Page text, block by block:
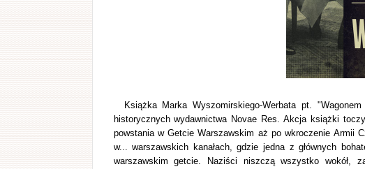
Książka Marka Wyszomirskiego-Werbata pt.
historycznych wydawnictwa Novae Res. Akcja książki
powstania w Getcie Warszawskim aż po wkroczenie Armii
w... warszawskich kanałach, gdzie jedna z głównych
warszawskim getcie. Naziści niszczą wszystko wokół,